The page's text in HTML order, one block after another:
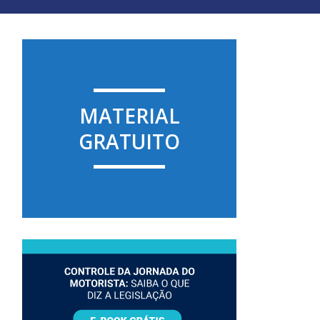
MATERIAL
GRATUITO